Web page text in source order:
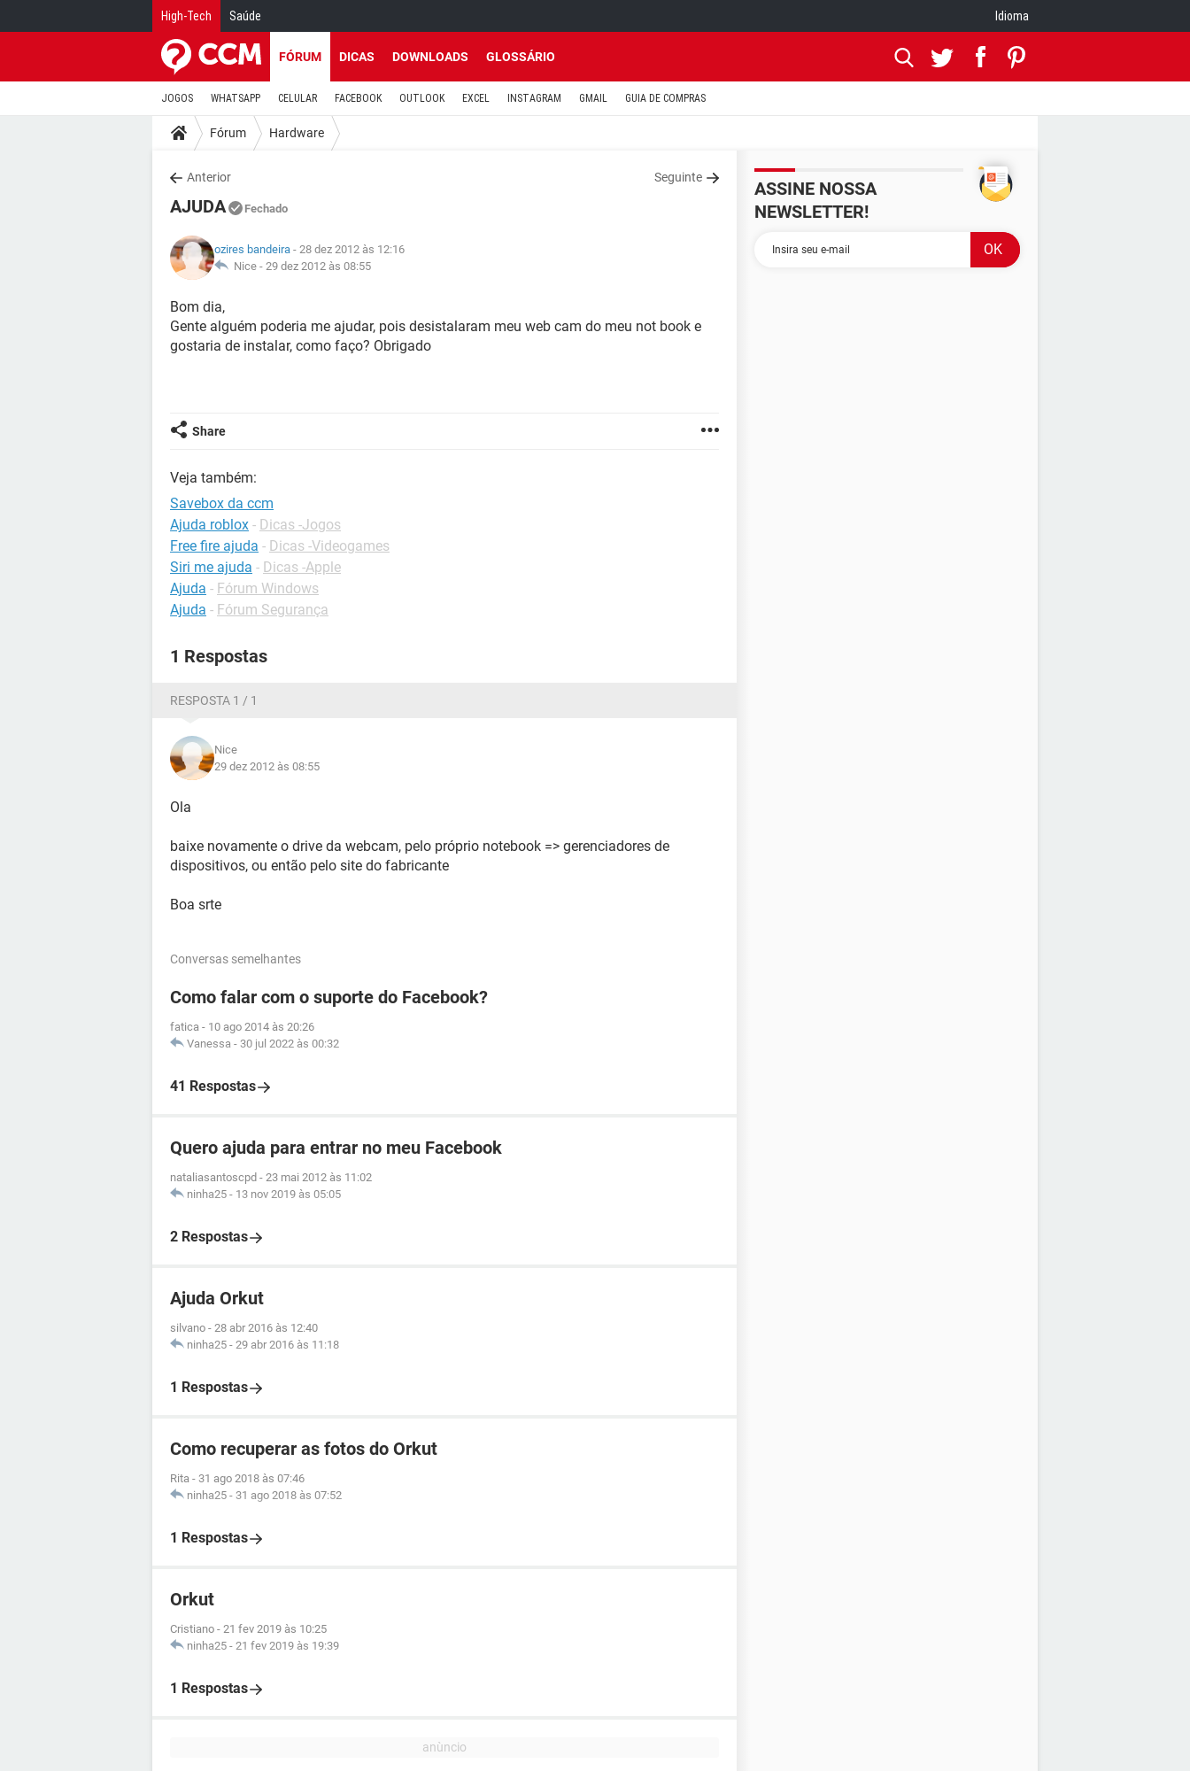
High-Tech Saúde Idioma
FÓRUM DICAS DOWNLOADS GLOSSÁRIO
JOGOS WHATSAPP CELULAR FACEBOOK OUTLOOK EXCEL INSTAGRAM GMAIL GUIA DE COMPRAS
Fórum Hardware
Anterior Seguinte
AJUDA Fechado
ozires bandeira - 28 dez 2012 às 12:16
Nice - 29 dez 2012 às 08:55
Bom dia,
Gente alguém poderia me ajudar, pois desistalaram meu web cam do meu not book e
gostaria de instalar, como faço? Obrigado
Share
Veja também:
Savebox da ccm
Ajuda roblox - Dicas -Jogos
Free fire ajuda - Dicas -Videogames
Siri me ajuda - Dicas -Apple
Ajuda - Fórum Windows
Ajuda - Fórum Segurança
1 Respostas
RESPOSTA 1 / 1
Nice
29 dez 2012 às 08:55
Ola
baixe novamente o drive da webcam, pelo próprio notebook => gerenciadores de
dispositivos, ou então pelo site do fabricante
Boa srte
Conversas semelhantes
Como falar com o suporte do Facebook?
fatica - 10 ago 2014 às 20:26
Vanessa - 30 jul 2022 às 00:32
41 Respostas
Quero ajuda para entrar no meu Facebook
nataliasantoscpd - 23 mai 2012 às 11:02
ninha25 - 13 nov 2019 às 05:05
2 Respostas
Ajuda Orkut
silvano - 28 abr 2016 às 12:40
ninha25 - 29 abr 2016 às 11:18
1 Respostas
Como recuperar as fotos do Orkut
Rita - 31 ago 2018 às 07:46
ninha25 - 31 ago 2018 às 07:52
1 Respostas
Orkut
Cristiano - 21 fev 2019 às 10:25
ninha25 - 21 fev 2019 às 19:39
1 Respostas
ASSINE NOSSA
NEWSLETTER!